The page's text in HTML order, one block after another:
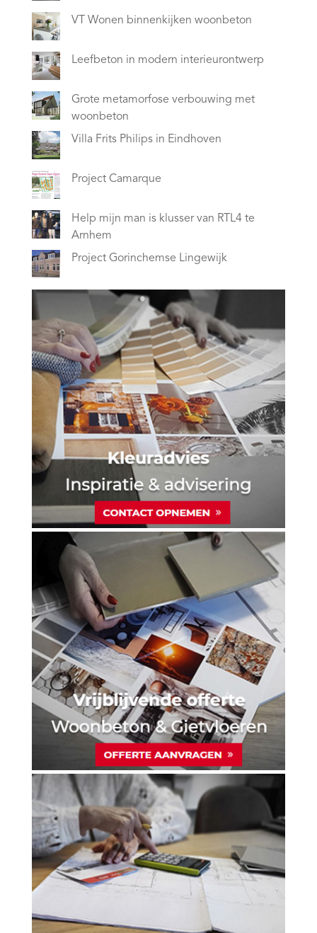
VT Wonen binnenkijken woonbeton
Leefbeton in modern interieurontwerp
Grote metamorfose verbouwing met
woonbeton
Villa Frits Philips in Eindhoven
Project Camarque
Help mijn man is klusser van RTL4 te
Arnhem
Project Gorinchemse Lingewijk